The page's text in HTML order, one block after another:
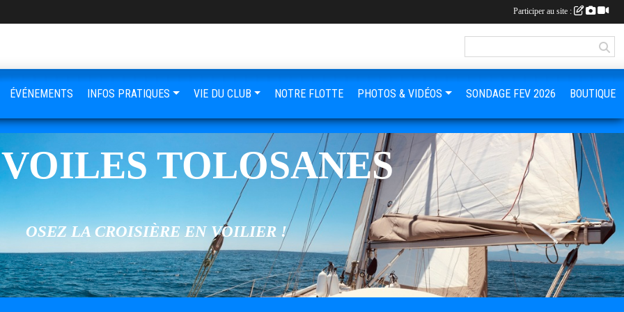
TOLOSANES
OSEZ LA CROISIÈRE EN VOILIER !
ÉVÉNEMENTS INFOS PRATIQUES VIE DU CLUB NOTRE FLOTTE PHOTOS & VIDÉOS SONDAGE FEV 2026 BOUTIQUE
Participer au site :